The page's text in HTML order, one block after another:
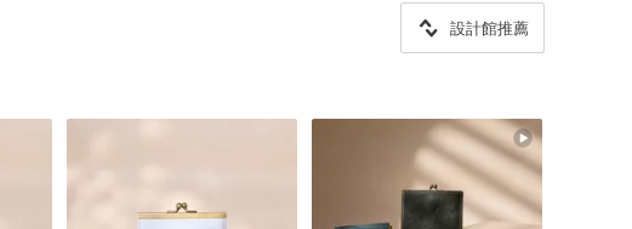
設計館推薦